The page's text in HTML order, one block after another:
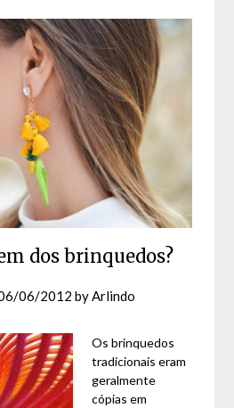
dos brinquedos?
06/2012 byArlindo
Os brinquedos
tradicionais eram
geralmente
cópias em